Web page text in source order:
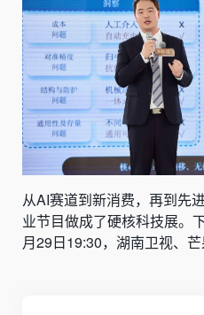
从AI赛道到新消费，再到先
业节目做成了硬核科技展。
月29日19:30，湖南卫视、芒